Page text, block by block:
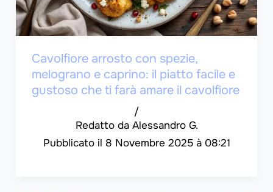
Cavolfiore arrosto con spezie,
melograno e caprino: il piatto facile e
gustoso che ti farà amare il cavolfiore
Alessandro G.
/
8 Novembre 2025 à 08:21